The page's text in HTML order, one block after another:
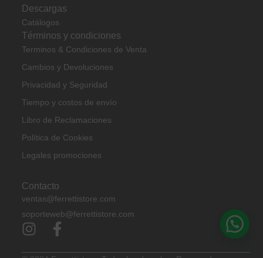
Descargas
Catálogos
Términos y condiciones
Terminos & Condiciones de Venta
Cambios y Devoluciones
Privacidad y Seguridad
Tiempo y costos de envío
Libro de Reclamaciones
Política de Cookies
Legales promociones
Contacto
ventas@ferrettistore.com
soporteweb@ferrettistore.com